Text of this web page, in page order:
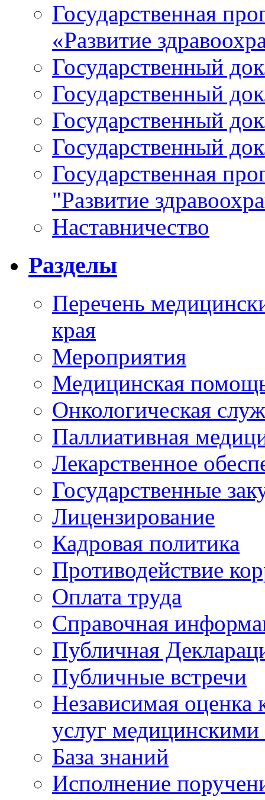
Государственная
«Развитие
Государственный
Государственный
Государственный
Государственный
Государственная
"Развитие
Наставничество
Разделы
Перечень
края
Мероприятия
Медицинская
Онкологическая
Паллиативная
Лекарственное
Государственные
Лицензирование
Кадровая политика
Противодействие
Оплата труда
Справочная
Публичная
Публичные встречи
Независимая оценка
услуг
База знаний
Исполнение